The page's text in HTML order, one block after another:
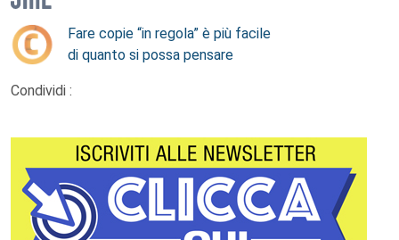
Fare copie “in regola” è più facile
di quanto si possa pensare
Condividi :